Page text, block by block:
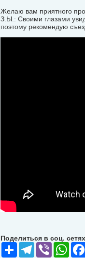
Желаю вам приятного
З.Ы.: Своими глазами
поэтому рекомендую
Поделиться в соц. сетях
Share Telegram
Viber